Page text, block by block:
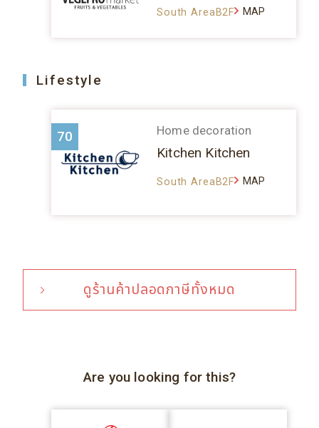
South AreaB2F MAP
Lifestyle
70 Home decoration
Kitchen Kitchen
South AreaB2F MAP
ดูร้านค้าปลอดภาษีทั้งหมด
Are you looking for this?